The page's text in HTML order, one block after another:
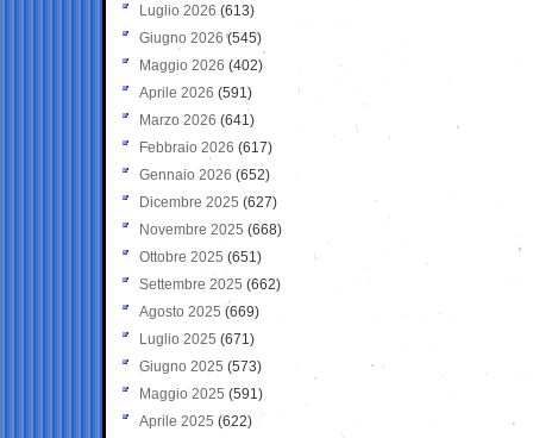
Luglio 2026 (613)
Giugno 2026 (545)
Maggio 2026 (402)
Aprile 2026 (591)
Marzo 2026 (641)
Febbraio 2026 (617)
Gennaio 2026 (652)
Dicembre 2025 (627)
Novembre 2025 (668)
Ottobre 2025 (651)
Settembre 2025 (662)
Agosto 2025 (669)
Luglio 2025 (671)
Giugno 2025 (573)
Maggio 2025 (591)
Aprile 2025 (622)